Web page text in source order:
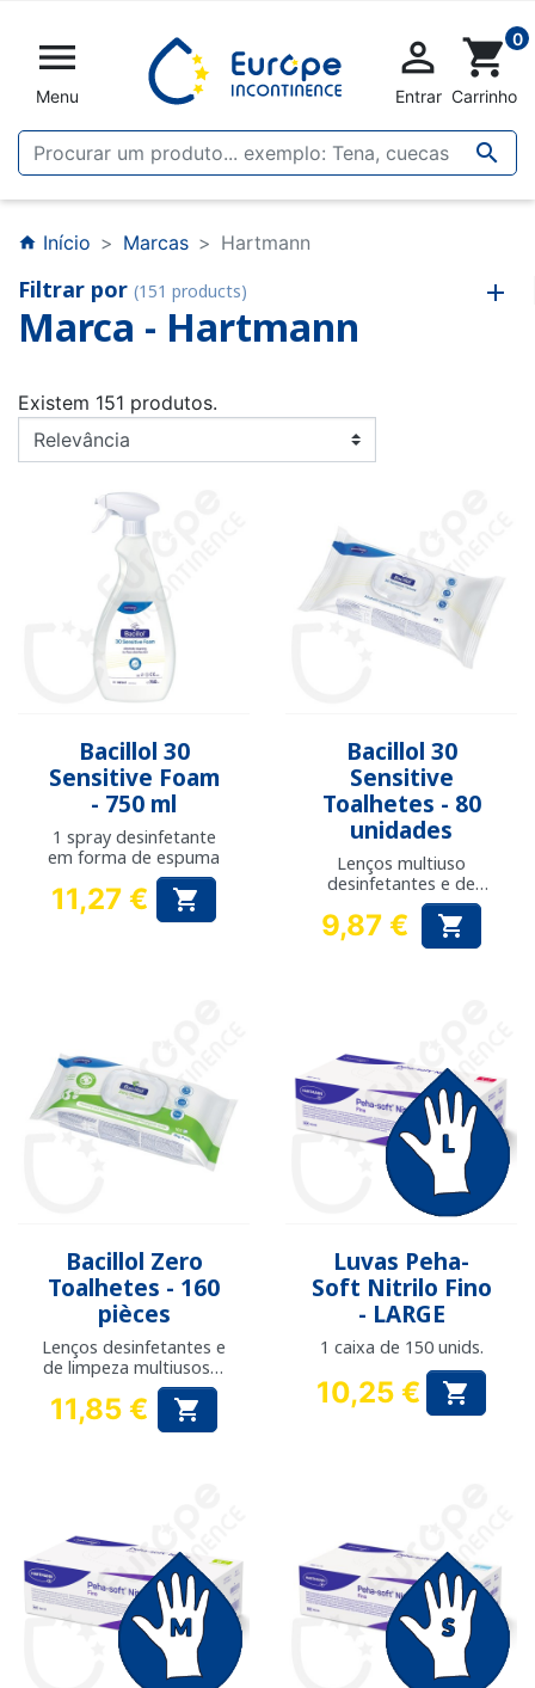

Menu


Entrar
shopping_cart 0
Carrinho
home Início Marcas Hartmann
Filtrar por (151 products)
Marca - Hartmann
Existem 151 produtos.
Bacillol 30
Sensitive Foam
- 750 ml
1 spray desinfetante
em forma de espuma
Preço
11,27 € 
Bacillol 30
Sensitive
Toalhetes - 80
unidades
Lenços multiuso
desinfetantes e de
limpeza
Preço
9,87 € 
Bacillol Zero
Toalhetes - 160
pièces
Lenços desinfetantes e
de limpeza multiusos e
duráveis
Preço
11,85 € 
Luvas Peha-
Soft Nitrilo Fino
- LARGE
1 caixa de 150 unids.
Preço
10,25 € 